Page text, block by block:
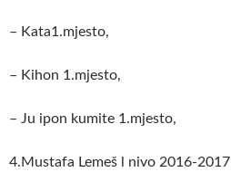
– Kata1.mjesto,
– Kihon 1.mjesto,
– Ju ipon kumite 1.mjesto,
4.Mustafa Lemeš l nivo 2016-2017